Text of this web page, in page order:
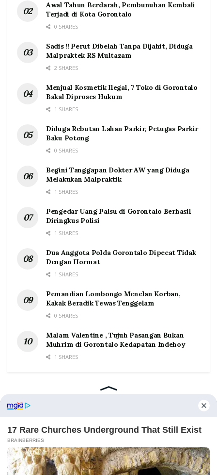
Awal Tahun Berdarah, Pembunuhan Kembali
Terjadi di Kota Gorontalo
0 SHARES
Sadis !! Perut Dibelah Tanpa Dijahit, Diduga
Malpraktek RS Multazam
2 SHARES
Menjual Kosmetik Ilegal, 7 Toko di Gorontalo
Bakal Diproses Hukum
1 SHARES
Diduga Rebutan Lahan Parkir, Petugas Parkir
Baku Potong
0 SHARES
Begini Tanggapan Dokter AW yang Diduga
Melakukan Malpraktik
1 SHARES
Pengedar Uang Palsu di Gorontalo Berhasil
Diringkus Polisi
1 SHARES
Dua Anggota Polda Gorontalo Dipecat Tidak
Dengan Hormat
1 SHARES
Pemandian Lombongo Menelan Korban,
Kakak Beradik Tewas Tenggelam
0 SHARES
Malam Valentine , Tujuh Pasangan Bukan
Muhrim di Gorontalo Kedapatan Indehoy
1 SHARES
Home Tentang Kontak Redaksi Pedoman Media Siber